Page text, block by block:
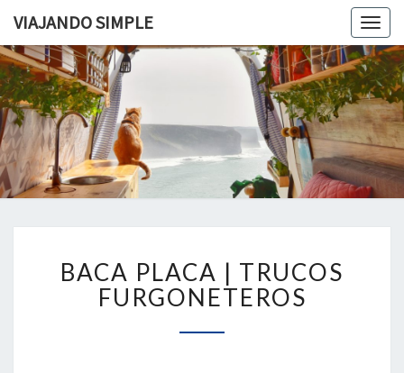
VIAJANDO SIMPLE
SIMPLE
Viviendo
En Un
Camión
Por
Europa
PLACA
|
TRUCOS
FURGONETEROS
BACA PLACA | TRUCOS
FURGONETEROS